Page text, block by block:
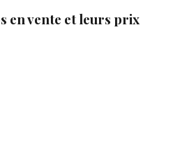
en vente et leurs prix